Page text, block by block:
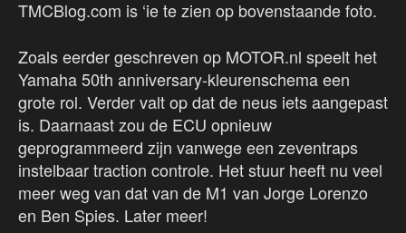
TMCBlog.com is ‘ie te zien op bovenstaande foto.
Zoals eerder geschreven op MOTOR.nl speelt het
Yamaha 50th anniversary-kleurenschema een
grote rol. Verder valt op dat de neus iets aangepast
is. Daarnaast zou de ECU opnieuw
geprogrammeerd zijn vanwege een zeventraps
instelbaar traction controle. Het stuur heeft nu veel
meer weg van dat van de M1 van Jorge Lorenzo
en Ben Spies. Later meer!